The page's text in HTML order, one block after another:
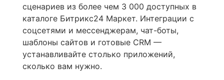
сценариев из более чем 3 000 доступных в
каталоге Битрикс24 Маркет. Интеграции с
соцсетями и мессенджерам, чат-боты,
шаблоны сайтов и готовые CRM —
устанавливайте столько приложений,
сколько вам нужно.